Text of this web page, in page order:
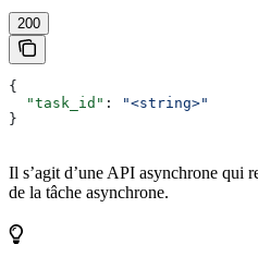
200
{
  "task_id"
:
"<string>"
}
Il s’agit d’une API asynchrone qui
de la tâche asynchrone.